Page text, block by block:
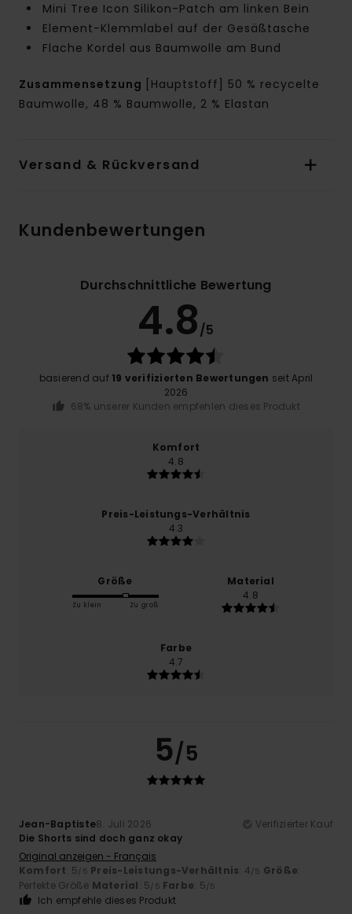
Mini Tree Icon Silikon-Patch am linken Bein
Element-Klemmlabel auf der Gesäßtasche
Flache Kordel aus Baumwolle am Bund
Zusammensetzung
[Hauptstoff] 50 % recycelte
Baumwolle, 48 % Baumwolle, 2 % Elastan
Versand & Rückversand
Kundenbewertungen
Durchschnittliche Bewertung
4.8/5
basierend auf 19 verifizierten Bewertungen seit April
2026
68% unserer Kunden empfehlen dieses Produkt
Komfort
4.8
Preis-Leistungs-Verhältnis
4.3
Größe
Zu klein Zu groß
Material
4.8
Farbe
4.7
5/5
Jean-Baptiste8. Juli 2026
Verifizierter Kauf
Die Shorts sind doch ganz okay
Original anzeigen - Français
Komfort: 5/5 Preis-Leistungs-Verhältnis: 4/5 Größe:
Perfekte Größe Material: 5/5 Farbe: 5/5
Ich empfehle dieses Produkt